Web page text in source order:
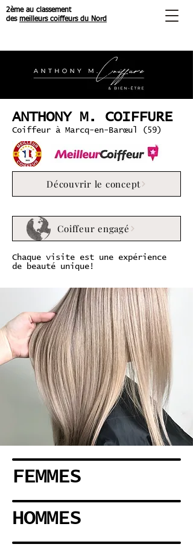
2ème au classement
des meilleurs coiffeurs du Nord
ANTHONY M. COIFFURE
Coiffeur à Marcq-en-Barœul (59)
Découvrir le concept
Coiffeur engagé
Chaque visite est une expérience
de beauté unique!
FEMMES
HOMMES